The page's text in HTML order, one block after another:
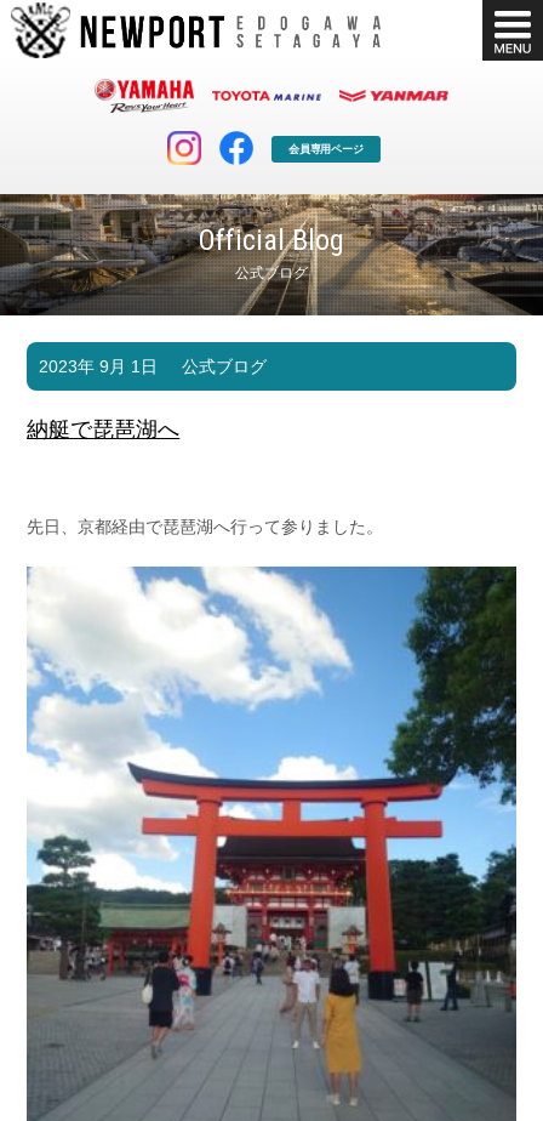
会員専用ページ
Official Blog
公式ブログ
マリンクラブ
マリンライフを堪能したい！
ボート販売
ボート免許
長年の実績と信頼！
Shop Info.
お問い合わせ
Contact us
会社概要
Company
採用情報 リンク集
2023年 9月 1日 公式ブログ
納艇で琵琶湖へ
先日、京都経由で琵琶湖へ行って参りました。